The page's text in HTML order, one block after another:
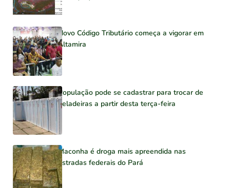
Novo Código Tributário começa a vigorar em
Altamira
População pode se cadastrar para trocar de
geladeiras a partir desta terça-feira
Maconha é droga mais apreendida nas
estradas federais do Pará